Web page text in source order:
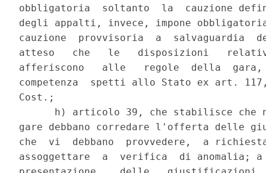
obbligatoria  soltanto  la  cauzione
degli appalti, invece, impone
cauzione  provvisoria  a
atteso   che   le   disposizioni
afferiscono   alle   regole  della  gara,
competenza  spetti allo Stato ex art.
Cost.;
h) articolo 39, che stabilisce che
gare debbano corredare l'offerta delle
che  vi  debbano  provvedere,  a
assoggettare  a  verifica  di anomalia;